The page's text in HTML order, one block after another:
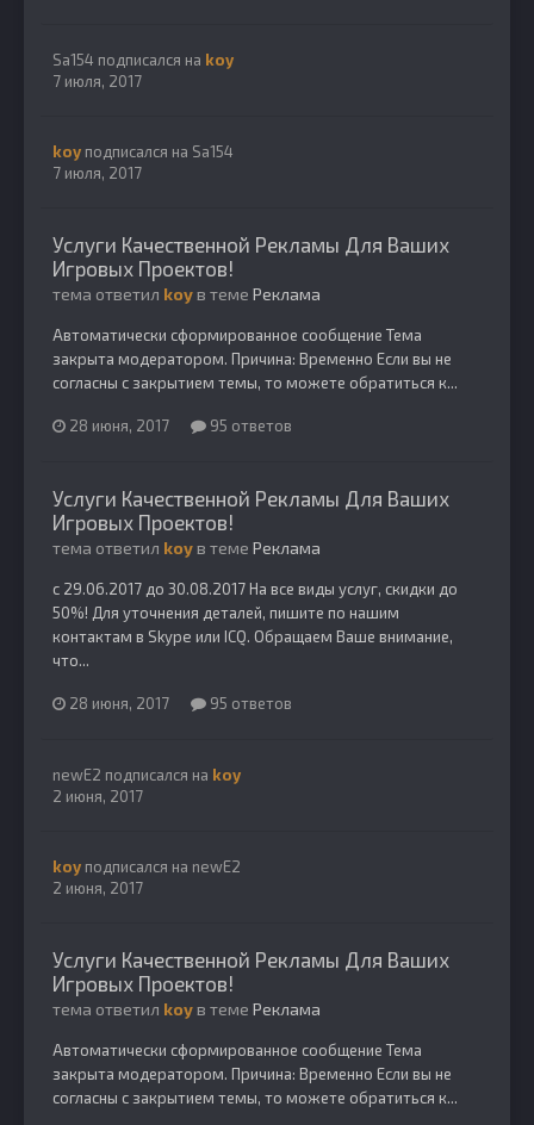
Sa154 подписался на koy
7 июля, 2017
koy подписался на Sa154
7 июля, 2017
Услуги Качественной Рекламы Для Ваших
Игровых Проектов!
тема ответил koyв теме Реклама
Автоматически сформированное сообщение Тема
закрыта модератором. Причина: Временно Если вы не
согласны с закрытием темы, то можете обратиться к...
28 июня, 2017 95 ответов
Услуги Качественной Рекламы Для Ваших
Игровых Проектов!
тема ответил koyв теме Реклама
с 29.06.2017 до 30.08.2017 На все виды услуг, скидки до
50%! Для уточнения деталей, пишите по нашим
контактам в Skype или ICQ. Обращаем Ваше внимание,
что...
28 июня, 2017 95 ответов
newE2 подписался на koy
2 июня, 2017
koy подписался на newE2
2 июня, 2017
Услуги Качественной Рекламы Для Ваших
Игровых Проектов!
тема ответил koyв теме Реклама
Автоматически сформированное сообщение Тема
закрыта модератором. Причина: Временно Если вы не
согласны с закрытием темы, то можете обратиться к...